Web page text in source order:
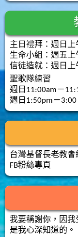
主日禮拜：週日上
生命小組：週五上
信徒造就：週日上
聖歌隊練習
週日11:00am－
週日1:50pm－3:00
台灣基督長老教會
FB粉絲專頁
我要稱謝你，因
是我心深知道的。